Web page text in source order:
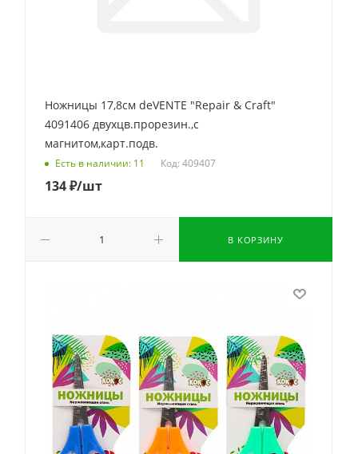
Ножницы 17,8см deVENTE "Repair & Craft"
4091406 двухцв.прорезин.,с
магнитом,карт.подв.
Есть в наличии: 11 Код: 409407
134₽/шт
В КОРЗИНУ